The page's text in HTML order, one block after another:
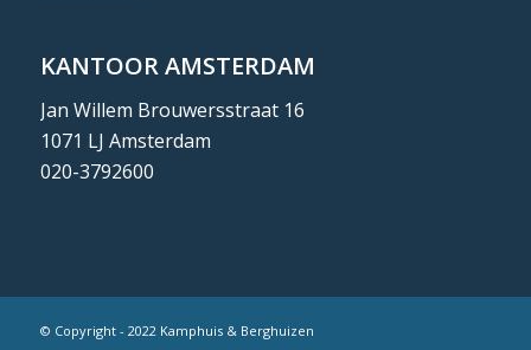
KANTOOR AMSTERDAM
Jan Willem Brouwersstraat 16
1071 LJ Amsterdam
020-3792600
© Copyright - 2022 Kamphuis & Berghuizen